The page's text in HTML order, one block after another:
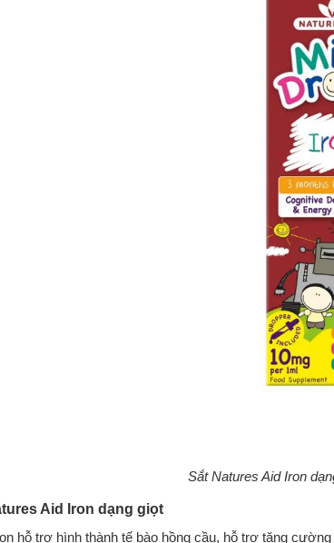
Sắt Natures Aid Iron
Aid Iron dạng giọt
hỗ trợ hình thành tế bào hồng cầu, hỗ trợ tăng